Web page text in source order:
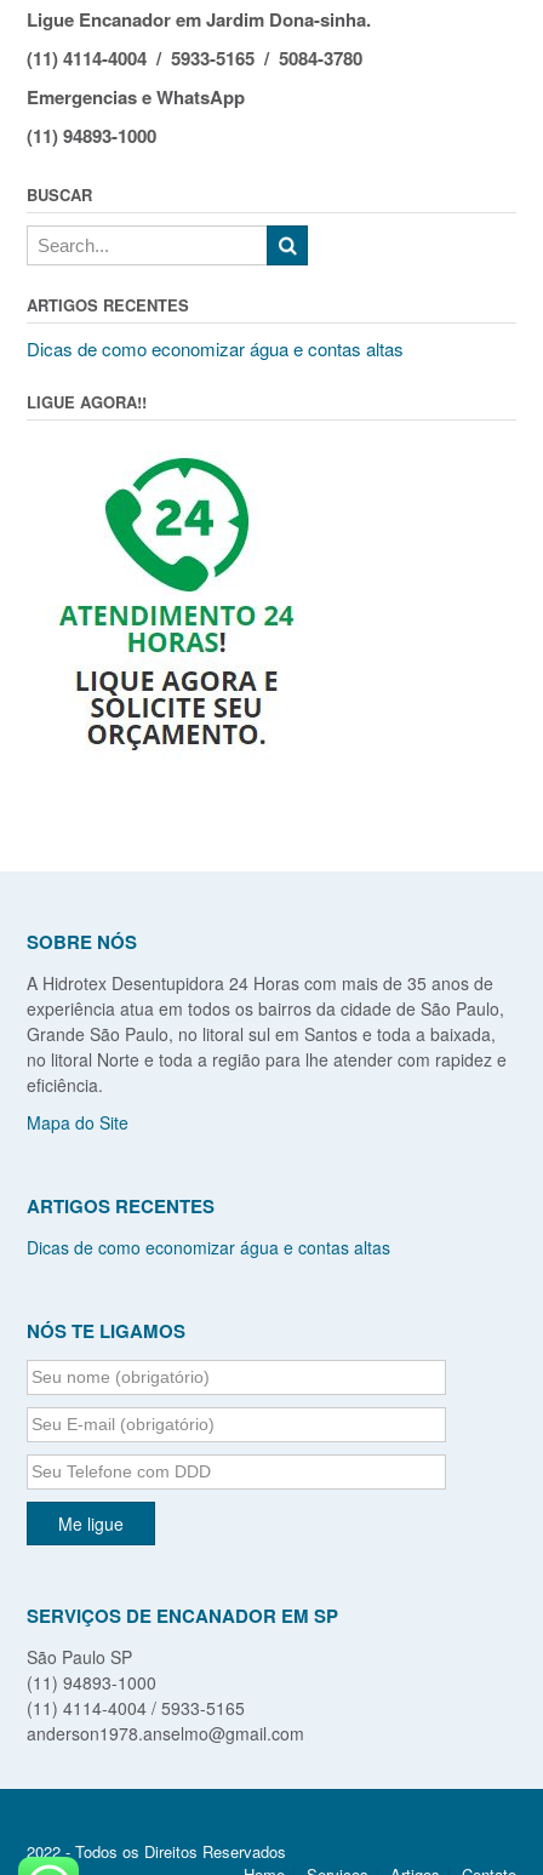
Ligue Encanador em Jardim Dona-sinha.
(11) 4114-4004 / 5933-5165 / 5084-3780
Emergencias e WhatsApp
(11) 94893-1000
BUSCAR
ARTIGOS RECENTES
Dicas de como economizar água e contas altas
LIGUE AGORA!!
SOBRE NÓS
A Hidrotex Desentupidora 24 Horas com mais de 35 anos de
experiência atua em todos os bairros da cidade de São Paulo,
Grande São Paulo, no litoral sul em Santos e toda a baixada,
no litoral Norte e toda a região para lhe atender com rapidez e
eficiência.
Mapa do Site
ARTIGOS RECENTES
Dicas de como economizar água e contas altas
NÓS TE LIGAMOS
SERVIÇOS DE ENCANADOR EM SP
São Paulo SP
(11) 94893-1000
(11) 4114-4004 / 5933-5165
anderson1978.anselmo@gmail.com
2022 - Todos os Direitos Reservados